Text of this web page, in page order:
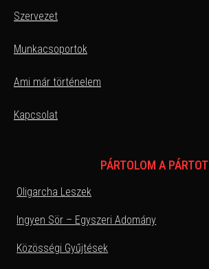
Szervezet
Munkacsoportok
Ami már történelem
Kapcsolat
PÁRTOLOM A PÁRTOT
Oligarcha Leszek
Ingyen Sör – Egyszeri Adomány
Közösségi Gyűjtések